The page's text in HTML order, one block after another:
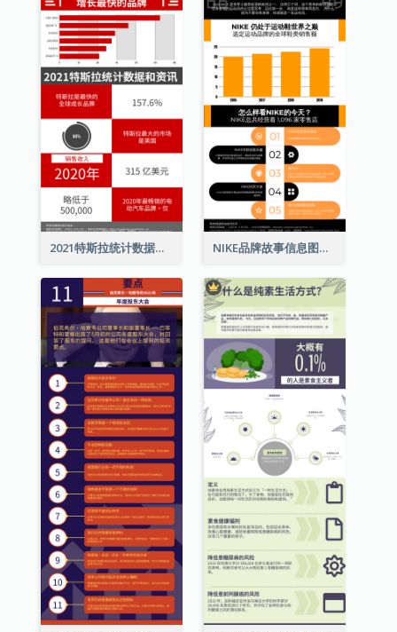
2021特斯拉统计数据和资讯信息图表 NIKE品牌故事信息图表